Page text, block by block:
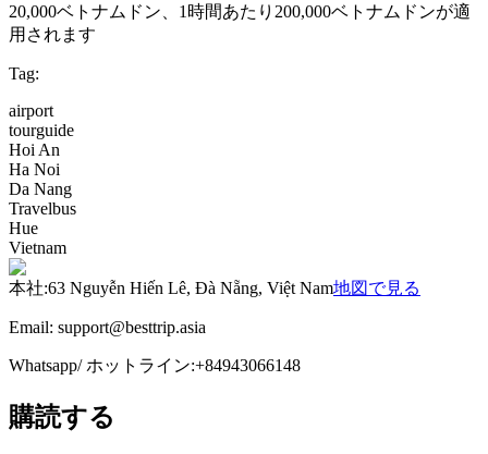
20,000ベトナムドン、1時間あたり200,000ベトナムドンが適
用されます
Tag:
airport
tourguide
Hoi An
Ha Noi
Da Nang
Travelbus
Hue
Vietnam
本社:63 Nguyễn Hiến Lê, Đà Nẵng, Việt Nam地図で見る
Email: support@besttrip.asia
Whatsapp/ホットライン:+84943066148
購読する